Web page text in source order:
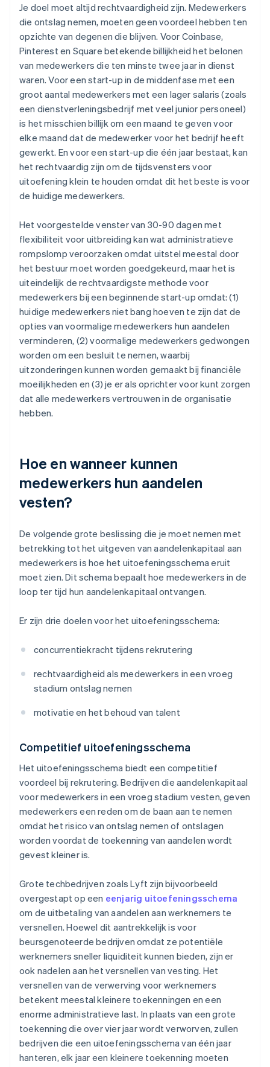
Je doel moet altijd rechtvaardigheid zijn. Medewerkers
die ontslag nemen, moeten geen voordeel hebben ten
opzichte van degenen die blijven. Voor Coinbase,
Pinterest en Square betekende billijkheid het belonen
van medewerkers die ten minste twee jaar in dienst
waren. Voor een start-up in de middenfase met een
groot aantal medewerkers met een lager salaris (zoals
een dienstverleningsbedrijf met veel junior personeel)
is het misschien billijk om een maand te geven voor
elke maand dat de medewerker voor het bedrijf heeft
gewerkt. En voor een start-up die één jaar bestaat, kan
het rechtvaardig zijn om de tijdsvensters voor
uitoefening klein te houden omdat dit het beste is voor
de huidige medewerkers.
Het voorgestelde venster van 30-90 dagen met
flexibiliteit voor uitbreiding kan wat administratieve
rompslomp veroorzaken omdat uitstel meestal door
het bestuur moet worden goedgekeurd, maar het is
uiteindelijk de rechtvaardigste methode voor
medewerkers bij een beginnende start-up omdat: (1)
huidige medewerkers niet bang hoeven te zijn dat de
opties van voormalige medewerkers hun aandelen
verminderen, (2) voormalige medewerkers gedwongen
worden om een besluit te nemen, waarbij
uitzonderingen kunnen worden gemaakt bij financiële
moeilijkheden en (3) je er als oprichter voor kunt zorgen
dat alle medewerkers vertrouwen in de organisatie
hebben.
Hoe en wanneer kunnen
medewerkers hun aandelen
vesten?
De volgende grote beslissing die je moet nemen met
betrekking tot het uitgeven van aandelenkapitaal aan
medewerkers is hoe het uitoefeningsschema eruit
moet zien. Dit schema bepaalt hoe medewerkers in de
loop ter tijd hun aandelenkapitaal ontvangen.
Er zijn drie doelen voor het uitoefeningsschema:
concurrentiekracht tijdens rekrutering
rechtvaardigheid als medewerkers in een vroeg
stadium ontslag nemen
motivatie en het behoud van talent
Competitief uitoefeningsschema
Het uitoefeningsschema biedt een competitief
voordeel bij rekrutering. Bedrijven die aandelenkapitaal
voor medewerkers in een vroeg stadium vesten, geven
medewerkers een reden om de baan aan te nemen
omdat het risico van ontslag nemen of ontslagen
worden voordat de toekenning van aandelen wordt
gevest kleiner is.
Grote techbedrijven zoals Lyft zijn bijvoorbeeld
overgestapt op een eenjarig uitoefeningsschema
om de uitbetaling van aandelen aan werknemers te
versnellen. Hoewel dit aantrekkelijk is voor
beursgenoteerde bedrijven omdat ze potentiële
werknemers sneller liquiditeit kunnen bieden, zijn er
ook nadelen aan het versnellen van vesting. Het
versnellen van de verwerving voor werknemers
betekent meestal kleinere toekenningen en een
enorme administratieve last. In plaats van een grote
toekenning die over vier jaar wordt verworven, zullen
bedrijven die een uitoefeningsschema van één jaar
hanteren, elk jaar een kleinere toekenning moeten